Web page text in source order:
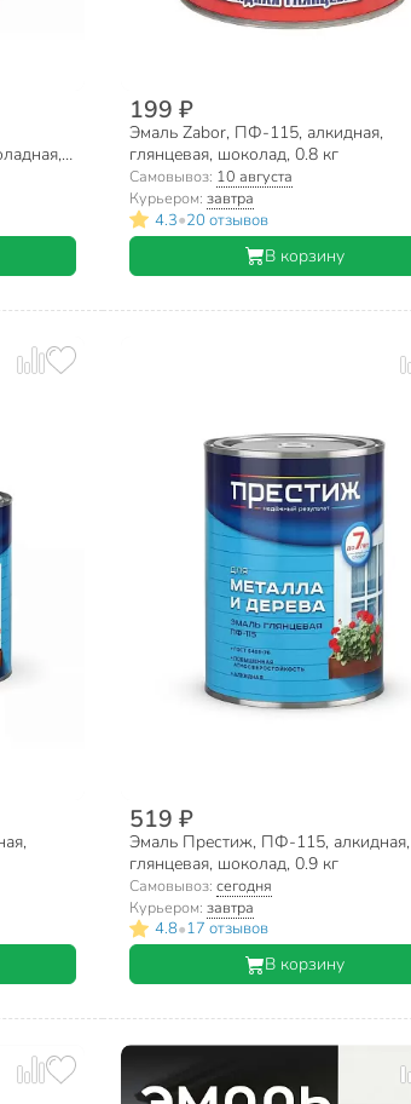
199 ₽
Эмаль Zabor, ПФ-115, алкидная,
глянцевая, шоколад, 0.8 кг
Самовывоз: 10 августа
Курьером: завтра
4.3•20 отзывов
В корзину
519 ₽
Эмаль Престиж, ПФ-115, алкидная,
глянцевая, шоколад, 0.9 кг
Самовывоз: сегодня
Курьером: завтра
4.8•17 отзывов
В корзину